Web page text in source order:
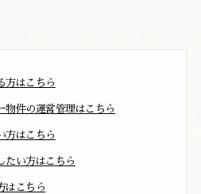
方はこちら
物件の運営管理はこちら
方はこちら
たい方はこちら
はこちら